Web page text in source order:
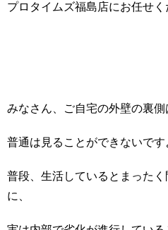
プロタイムズ福島店にお任せく
みなさん、ご自宅の外壁の裏
普通は見ることができないです
普段、生活しているとまった
に、